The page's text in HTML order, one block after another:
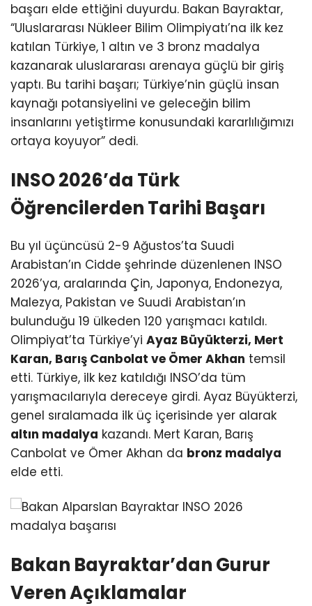
başarı elde ettiğini duyurdu. Bakan Bayraktar,
“Uluslararası Nükleer Bilim Olimpiyatı’na ilk kez
katılan Türkiye, 1 altın ve 3 bronz madalya
kazanarak uluslararası arenaya güçlü bir giriş
yaptı. Bu tarihi başarı; Türkiye’nin güçlü insan
kaynağı potansiyelini ve geleceğin bilim
insanlarını yetiştirme konusundaki kararlılığımızı
ortaya koyuyor” dedi.
INSO 2026’da Türk
Öğrencilerden Tarihi Başarı
Bu yıl üçüncüsü 2-9 Ağustos’ta Suudi
Arabistan’ın Cidde şehrinde düzenlenen INSO
2026’ya, aralarında Çin, Japonya, Endonezya,
Malezya, Pakistan ve Suudi Arabistan’ın
bulunduğu 19 ülkeden 120 yarışmacı katıldı.
Olimpiyat’ta Türkiye’yi Ayaz Büyükterzi, Mert
Karan, Barış Canbolat ve Ömer Akhan temsil
etti. Türkiye, ilk kez katıldığı INSO’da tüm
yarışmacılarıyla dereceye girdi. Ayaz Büyükterzi,
genel sıralamada ilk üç içerisinde yer alarak
altın madalya kazandı. Mert Karan, Barış
Canbolat ve Ömer Akhan da bronz madalya
elde etti.
Bakan Bayraktar’dan Gurur
Veren Açıklamalar